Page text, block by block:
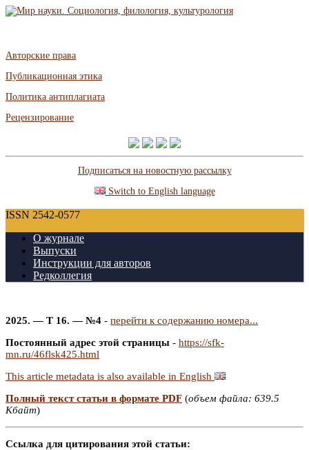
Авторские права
Публикационная этика
Политика антиплагиата
Рецензирование
Подписаться на новостную рассылку
Switch to English language
ISSN 2542-0577
О журнале
Выпуски
Инструкции для авторов
Редколлегия
2025. — Т 16. — №4 - перейти к содержанию номера...
Постоянный адрес этой страницы - https://sfk-
mn.ru/46flsk425.html
This article metadata is also available in English
Полный текст статьи в формате PDF (объем файла: 639.5
Кбайт)
Ссылка для цитирования этой статьи: